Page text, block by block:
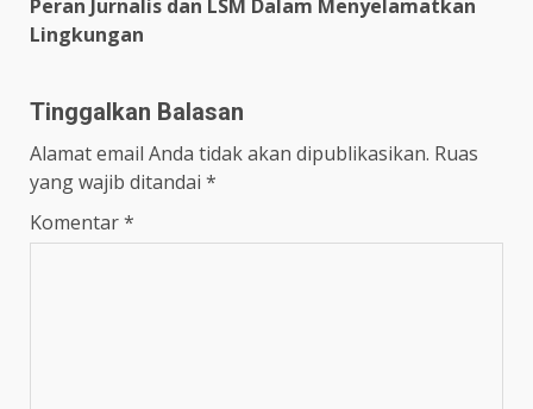
Peran Jurnalis dan LSM Dalam Menyelamatkan
Lingkungan
Tinggalkan Balasan
Alamat email Anda tidak akan dipublikasikan. Ruas
yang wajib ditandai *
Komentar*